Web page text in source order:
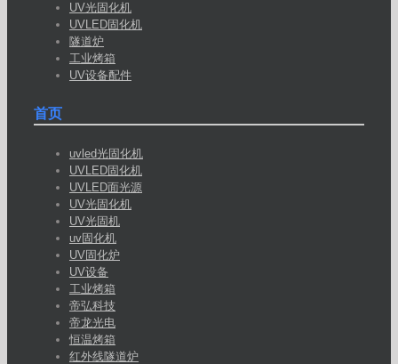
UV光固化机
UVLED固化机
隧道炉
工业烤箱
UV设备配件
首页
uvled光固化机
UVLED固化机
UVLED面光源
UV光固化机
UV光固机
uv固化机
UV固化炉
UV设备
工业烤箱
帝弘科技
帝龙光电
恒温烤箱
红外线隧道炉